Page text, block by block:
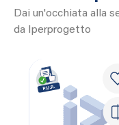
Dai un'occhiata alla
da Iperprogetto